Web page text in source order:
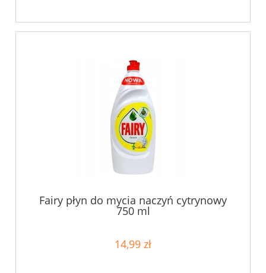
Fairy płyn do mycia naczyń cytrynowy
750 ml
14,99 zł